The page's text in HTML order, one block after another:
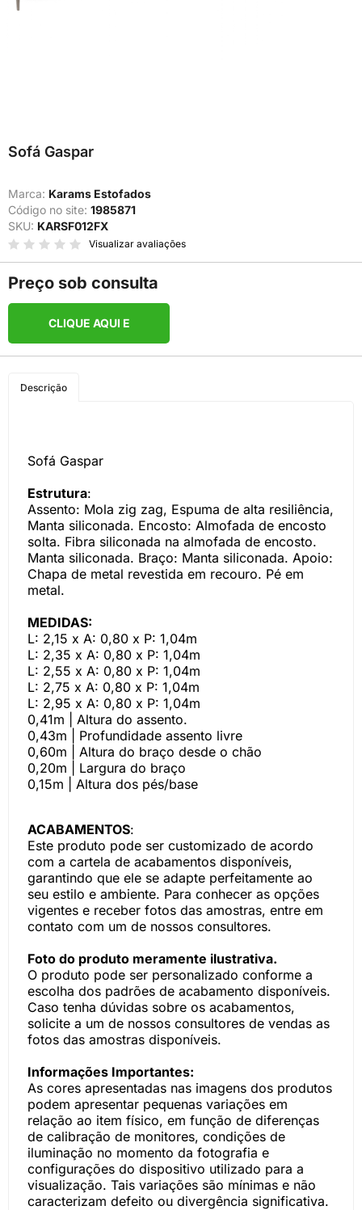
Sofá Gaspar
Marca: Karams Estofados
Código no site: 1985871
SKU: KARSF012FX
Visualizar avaliações
Preço sob consulta
CLIQUE AQUI E
Descrição
Sofá Gaspar
Estrutura:
Assento: Mola zig zag, Espuma de alta resiliência,
Manta siliconada. Encosto: Almofada de encosto
solta. Fibra siliconada na almofada de encosto.
Manta siliconada. Braço: Manta siliconada. Apoio:
Chapa de metal revestida em recouro. Pé em
metal.
MEDIDAS:
L: 2,15 x A: 0,80 x P: 1,04m
L: 2,35 x A: 0,80 x P: 1,04m
L: 2,55 x A: 0,80 x P: 1,04m
L: 2,75 x A: 0,80 x P: 1,04m
L: 2,95 x A: 0,80 x P: 1,04m
0,41m | Altura do assento.
0,43m | Profundidade assento livre
0,60m | Altura do braço desde o chão
0,20m | Largura do braço
0,15m | Altura dos pés/base
ACABAMENTOS:
Este produto pode ser customizado de acordo
com a cartela de acabamentos disponíveis,
garantindo que ele se adapte perfeitamente ao
seu estilo e ambiente. Para conhecer as opções
vigentes e receber fotos das amostras, entre em
contato com um de nossos consultores.
Foto do produto meramente ilustrativa.
O produto pode ser personalizado conforme a
escolha dos padrões de acabamento disponíveis.
Caso tenha dúvidas sobre os acabamentos,
solicite a um de nossos consultores de vendas as
fotos das amostras disponíveis.
Informações Importantes:
As cores apresentadas nas imagens dos produtos
podem apresentar pequenas variações em
relação ao item físico, em função de diferenças
de calibração de monitores, condições de
iluminação no momento da fotografia e
configurações do dispositivo utilizado para a
visualização. Tais variações são mínimas e não
caracterizam defeito ou divergência significativa.